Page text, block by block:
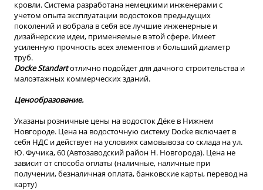
кровли. Система разработана немецкими инженерами с
учетом опыта эксплуатации водостоков предыдущих
поколений и вобрала в себя все лучшие инженерные и
дизайнерские идеи, применяемые в этой сфере. Имеет
усиленную прочность всех элементов и больший диаметр
труб.
Docke Standartотлично подойдет для дачного строительства и
малоэтажных коммерческих зданий.
Ценообразование.
Указаны розничные цены на водосток Дёке в Нижнем
Новгороде. Цена на водосточную систему Docke включает в
себя НДС и действует на условиях самовывоза со склада на ул.
Ю. Фучика, 60 (Автозаводский район Н. Новгорода). Цена не
зависит от способа оплаты (наличные, наличные при
получении, безналичная оплата, банковские карты, перевод на
карту)